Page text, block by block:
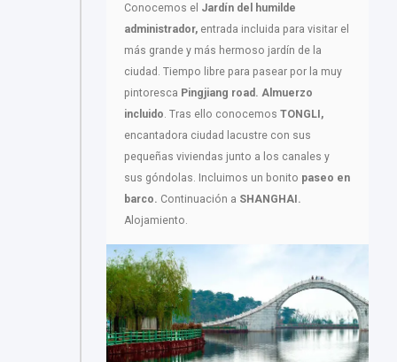
Conocemos el Jardín del humilde
administrador, entrada incluida para visitar el
más grande y más hermoso jardín de la
ciudad. Tiempo libre para pasear por la muy
pintoresca Pingjiang road. Almuerzo
incluido . Tras ello conocemos TONGLI,
encantadora ciudad lacustre con sus
pequeñas viviendas junto a los canales y
sus góndolas. Incluimos un bonito paseo en
barco. Continuación a SHANGHAI.
Alojamiento.